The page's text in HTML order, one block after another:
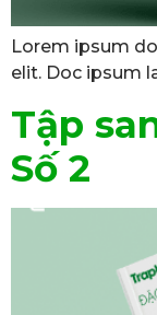
Lorem ipsum
elit. Doc ipsum
Tập
Số 2